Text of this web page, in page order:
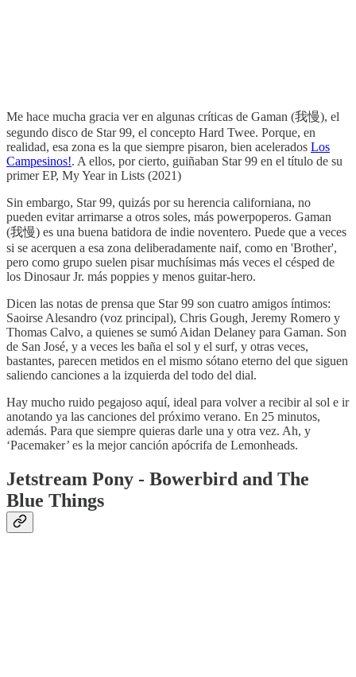
Me hace mucha gracia ver en algunas críticas de Gaman (我慢), el
segundo disco de Star 99, el concepto Hard Twee. Porque, en
realidad, esa zona es la que siempre pisaron, bien acelerados Los
Campesinos!. A ellos, por cierto, guiñaban Star 99 en el título de su
primer EP, My Year in Lists (2021)
Sin embargo, Star 99, quizás por su herencia californiana, no
pueden evitar arrimarse a otros soles, más powerpoperos. Gaman
(我慢) es una buena batidora de indie noventero. Puede que a veces
si se acerquen a esa zona deliberadamente naif, como en 'Brother',
pero como grupo suelen pisar muchísimas más veces el césped de
los Dinosaur Jr. más poppies y menos guitar-hero.
Dicen las notas de prensa que Star 99 son cuatro amigos íntimos:
Saoirse Alesandro (voz principal), Chris Gough, Jeremy Romero y
Thomas Calvo, a quienes se sumó Aidan Delaney para Gaman. Son
de San José, y a veces les baña el sol y el surf, y otras veces,
bastantes, parecen metidos en el mismo sótano eterno del que siguen
saliendo canciones a la izquierda del todo del dial.
Hay mucho ruido pegajoso aquí, ideal para volver a recibir al sol e ir
anotando ya las canciones del próximo verano. En 25 minutos,
además. Para que siempre quieras darle una y otra vez. Ah, y
‘Pacemaker’ es la mejor canción apócrifa de Lemonheads.
Jetstream Pony - Bowerbird and The
Blue Things